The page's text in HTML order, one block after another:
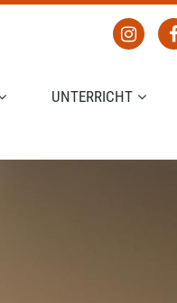
UNTERRICHT